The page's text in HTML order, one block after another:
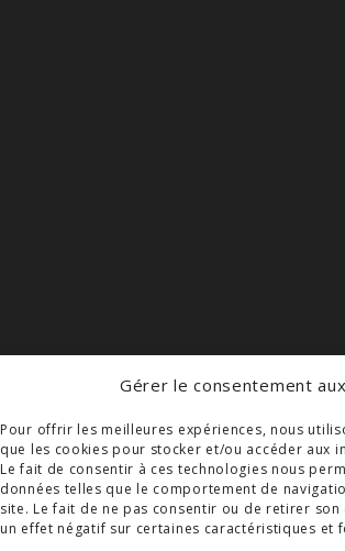
Gérer le consentement
Pour offrir les meilleures expériences, nous
que les cookies pour stocker et/ou accéder aux
Le fait de consentir à ces technologies nous
données telles que le comportement de
site. Le fait de ne pas consentir ou de retirer
un effet négatif sur certaines caractéristiques et